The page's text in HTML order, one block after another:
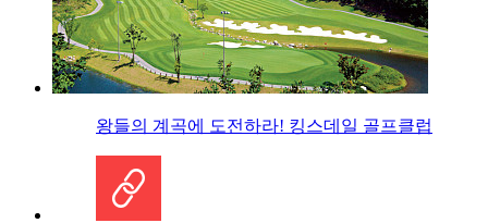
왕들의 계곡에 도전하라! 킹스데일 골프클럽